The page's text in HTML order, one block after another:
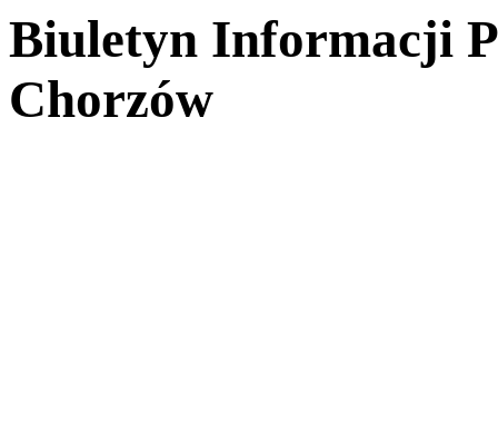
Biuletyn Informacji
Chorzów